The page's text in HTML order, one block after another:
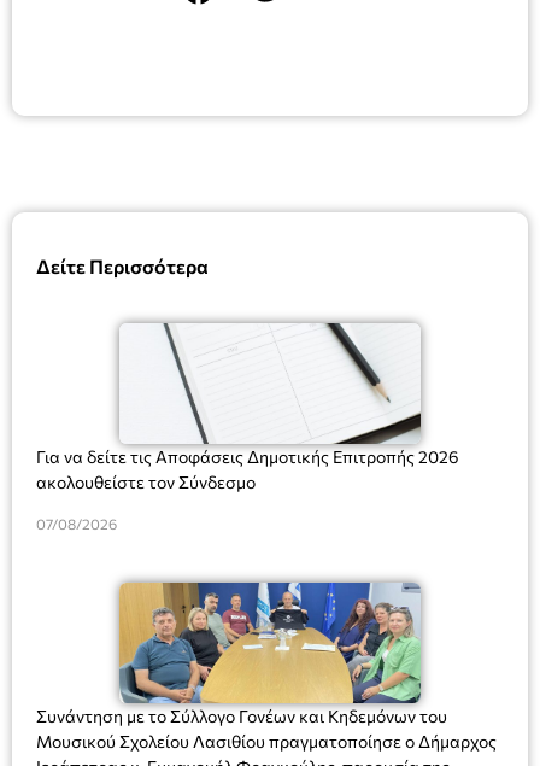
Δείτε Περισσότερα
Για να δείτε τις Αποφάσεις Δημοτικής Επιτροπής 2026
ακολουθείστε τον Σύνδεσμο
07/08/2026
Συνάντηση με το Σύλλογο Γονέων και Κηδεμόνων του
Μουσικού Σχολείου Λασιθίου πραγματοποίησε ο Δήμαρχος